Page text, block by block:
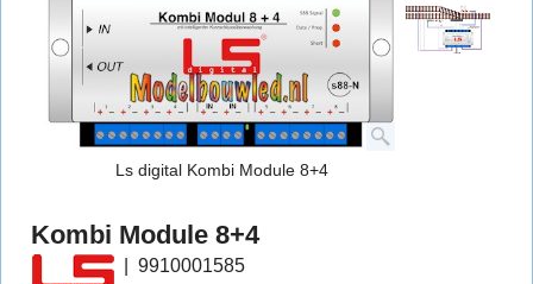
Ls digital Kombi Module 8+4
Kombi Module 8+4
9910001585